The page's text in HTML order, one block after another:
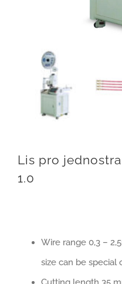
Lis pro
1.0
Wire range 0,3 –
size can be special